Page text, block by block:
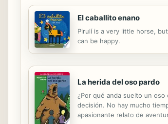
El caballito enano
Pirulí is a very little horse,
can be happy.
La herida del oso pardo
¿Por qué anda suelto un
decisión. No hay mucho
apasionante relato de